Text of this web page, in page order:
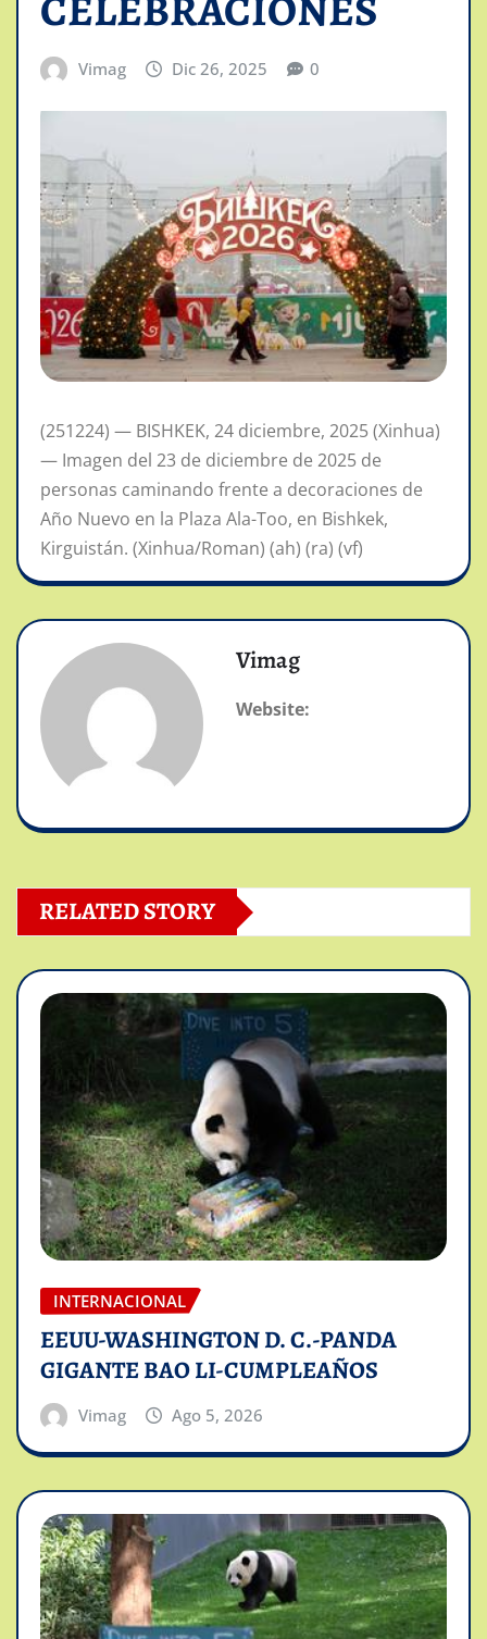
Vimag Dic 26, 2025 0
(251224) — BISHKEK, 24 diciembre, 2025 (Xinhua)
— Imagen del 23 de diciembre de 2025 de
personas caminando frente a decoraciones de
Año Nuevo en la Plaza Ala-Too, en Bishkek,
Kirguistán. (Xinhua/Roman) (ah) (ra) (vf)
Vimag
Website:
RELATED STORY
INTERNACIONAL
EEUU-WASHINGTON D. C.-PANDA
GIGANTE BAO LI-CUMPLEAÑOS
Vimag Ago 5, 2026